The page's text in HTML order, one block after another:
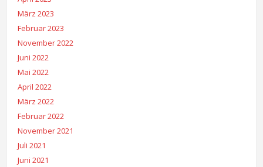
März 2023
Februar 2023
November 2022
Juni 2022
Mai 2022
April 2022
März 2022
Februar 2022
November 2021
Juli 2021
Juni 2021